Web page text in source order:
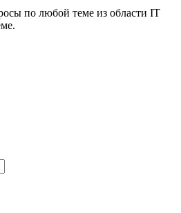
по любой теме из области IT